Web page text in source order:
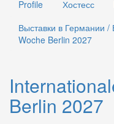
Profile Хостесс
Выставки в Германии /
Woche Berlin 2027
Berlin 2027